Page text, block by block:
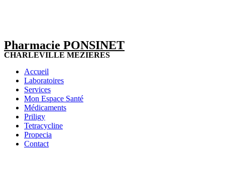
Pharmacie PONSINET
CHARLEVILLE MEZIERES
Accueil
Laboratoires
Services
Mon Espace Santé
Médicaments
Priligy
Tetracycline
Propecia
Contact